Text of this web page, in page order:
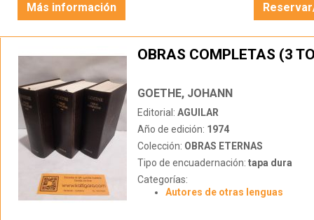
Más información
OBRAS COMPLETAS (3
GOETHE, JOHANN
Editorial: AGUILAR
Año de edición: 1974
Colección: OBRAS ETERNAS
Tipo de encuadernación: tapa dura
Categorías:
Autores de otras lenguas